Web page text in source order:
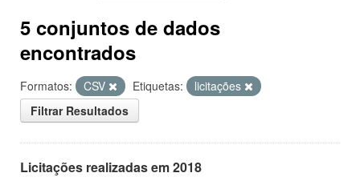
5 conjuntos de dados
encontrados
Formatos: CSV Etiquetas:
licitações
Filtrar Resultados
Licitações realizadas em 2018